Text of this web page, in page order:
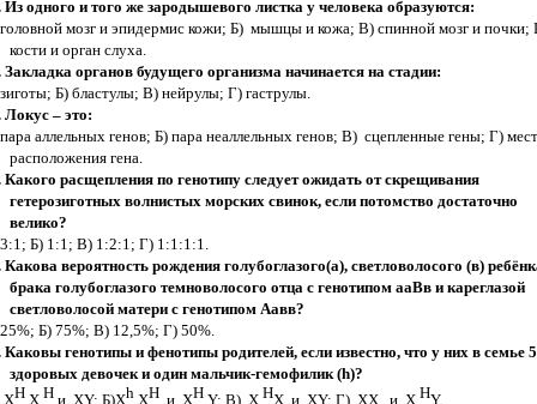
Из одного и того же зародышевого листка у человека образуются:
мозг и эпидермис кожи; Б) мышцы и кожа; В) спинной мозг и почки;
кости и орган слуха.
Закладка органов будущего организма начинается на стадии:
Б) бластулы; В) нейрулы; Г) гаструлы.
Локус – это:
аллельных генов; Б) пара неаллельных генов; В) сцепленные гены; Г)
расположения гена.
Какого расщепления по генотипу следует ожидать от скрещивания
гетерозиготных волнистых морских свинок, если потомство достаточно
велико?
Б) 1:1; В) 1:2:1; Г) 1:1:1:1.
Какова вероятность рождения голубоглазого(а), светловолосого (в)
брака голубоглазого темноволосого отца с генотипом ааВв и кареглазой
светловолосой матери с генотипом Аавв?
Б) 75%; В) 12,5%; Г) 50%.
Каковы генотипы и фенотипы родителей, если известно, что у них в семье 5
здоровых девочек и один мальчик-гемофилик (h)?
ХH Х H и ХY; Б)Xh XH и XH Y; В) X HX и XY; Г) XX и X HY.